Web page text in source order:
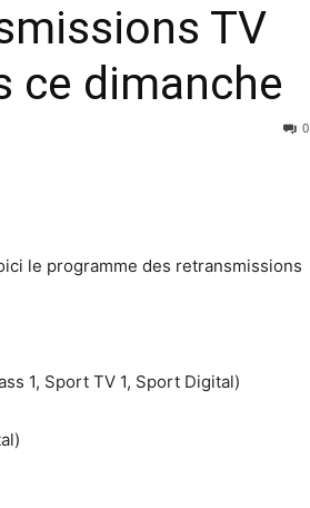
TV
ce dimanche
0
le programme des retransmissions
1, Sport TV 1, Sport Digital)